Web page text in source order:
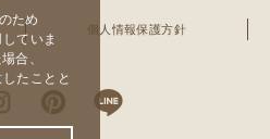
ため
ていま
合、
たことと
個人情報保護方針